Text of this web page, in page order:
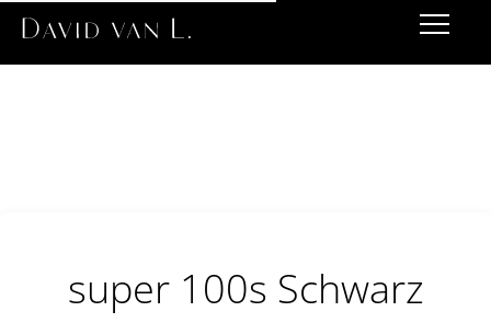
super 100s Schwarz